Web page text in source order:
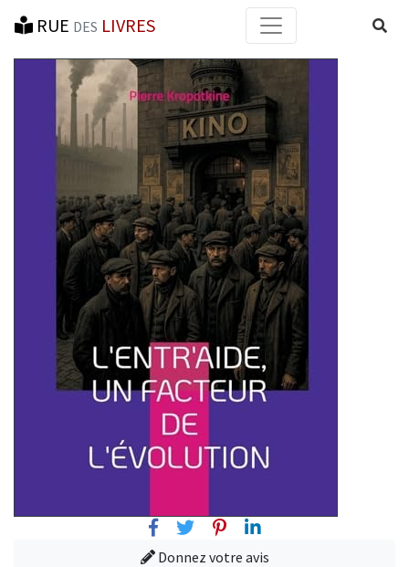
RUE DES LIVRES
FacebookTwitterPinterest
Linkedin
Donnez votre avis